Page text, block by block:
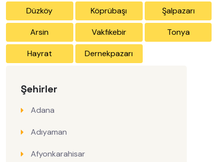
Şehirler
Adana
Adıyaman
Afyonkarahisar
Düzköy Köprübaşı Şalpazarı
Arsin Vakfıkebir Tonya
Hayrat Dernekpazarı